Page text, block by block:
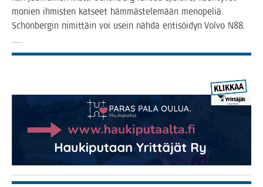
monien ihmis­ten kat­seet häm­mäs­te­le­mään meno­pe­liä.
Schön­ber­gin nimit­täin voi usein näh­dä enti­söi­dyn Vol­vo N88.
…..